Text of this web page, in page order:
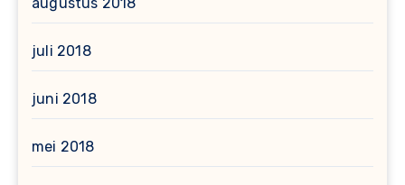
augustus 2018
juli 2018
juni 2018
mei 2018